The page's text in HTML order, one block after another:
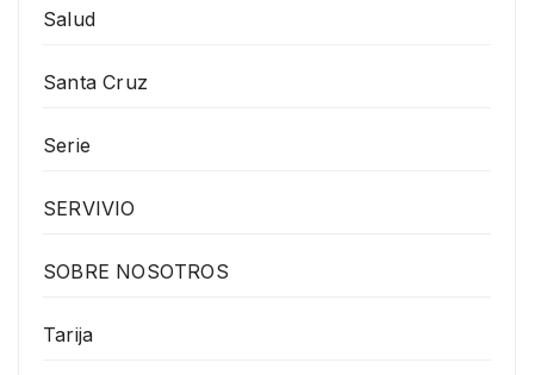
Salud
Santa Cruz
Serie
SERVIVIO
SOBRE NOSOTROS
Tarija